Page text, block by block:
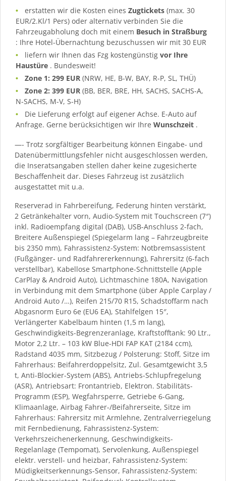
erstatten wir die Kosten einesZugtickets(max. 30
EUR/2.Kl/1 Pers) oder alternativ verbinden Sie die
Fahrzeugabholung doch mit einem Besuch in Straßburg
: Ihre Hotel-Übernachtung bezuschussen wir mit 30 EUR
liefern wir Ihnen das Fzg kostengünstigvor Ihre
Haustüre . Bundesweit!
Zone 1: 299 EUR (NRW, HE, B-W, BAY, R-P, SL, THÜ)
Zone 2: 399 EUR (BB, BER, BRE, HH, SACHS, SACHS-A,
N-SACHS, M-V, S-H)
Die Lieferung erfolgt auf eigener Achse. E-Auto auf
Anfrage. Gerne berücksichtigen wir Ihre Wunschzeit .
—- Trotz sorgfältiger Bearbeitung können Eingabe- und
Datenübermittlungsfehler nicht ausgeschlossen werden,
die Inseratsangaben stellen daher keine zugesicherte
Beschaffenheit dar. Dieses Fahrzeug ist zusätzlich
ausgestattet mit u.a.
Reserverad in Fahrbereifung, Federung hinten verstärkt,
2 Getränkehalter vorn, Audio-System mit Touchscreen (7″)
inkl. Radioempfang digital (DAB), USB-Anschluss 2-fach,
Breitere Außenspiegel (Spiegelarm lang – Fahrzeugbreite
bis 2350 mm), Fahrassistenz-System: Notbremsassistent
(Fußgänger- und Radfahrererkennung), Fahrersitz (6-fach
verstellbar), Kabellose Smartphone-Schnittstelle (Apple
CarPlay & Android Auto), Lichtmaschine 180A, Navigation
in Verbindung mit dem Smartphone (über Apple Carplay /
Android Auto /…), Reifen 215/70 R15, Schadstoffarm nach
Abgasnorm Euro 6e (EU6 EA), Stahlfelgen 15″,
Verlängerter Kabelbaum hinten (1,5 m lang),
Geschwindigkeits-Begrenzeranlage, Kraftstofftank: 90 Ltr.,
Motor 2,2 Ltr. – 103 kW Blue-HDI FAP KAT (2184 ccm),
Radstand 4035 mm, Sitzbezug / Polsterung: Stoff, Sitze im
Fahrerhaus: Beifahrerdoppelsitz, Zul. Gesamtgewicht 3,5
t, Anti-Blockier-System (ABS), Antriebs-Schlupfregelung
(ASR), Antriebsart: Frontantrieb, Elektron. Stabilitäts-
Programm (ESP), Wegfahrsperre, Getriebe 6-Gang,
Klimaanlage, Airbag Fahrer-/Beifahrerseite, Sitze im
Fahrerhaus: Fahrersitz mit Armlehne, Zentralverriegelung
mit Fernbedienung, Fahrassistenz-System:
Verkehrszeichenerkennung, Geschwindigkeits-
Regelanlage (Tempomat), Servolenkung, Außenspiegel
elektr. verstell- und heizbar, Fahrassistenz-System:
Müdigkeitserkennungs-Sensor, Fahrassistenz-System: